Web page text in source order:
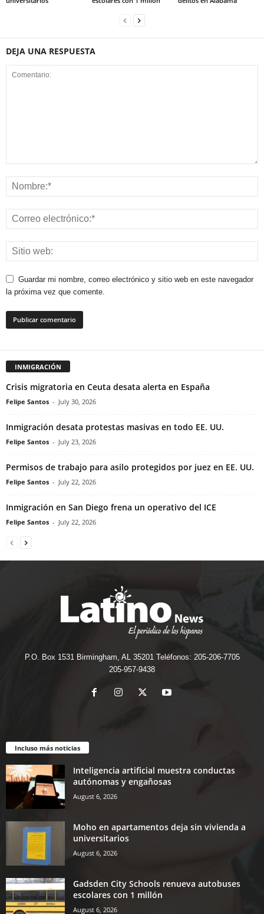
DEJA UNA RESPUESTA
Guardar mi nombre, correo electrónico y sitio web en este navegador
la próxima vez que comente.
INMIGRACIÓN
Crisis migratoria en Ceuta desata alerta en España
Felipe Santos - July 30, 2026
Inmigración desata protestas masivas en todo EE. UU.
Felipe Santos - July 23, 2026
Permisos de trabajo para asilo protegidos por juez en EE. UU.
Felipe Santos - July 22, 2026
Inmigración en San Diego frena un operativo del ICE
Felipe Santos - July 22, 2026
P.O. Box 1531 Birmingham, AL 35201 Teléfonos: 205-206-7705
205-957-9438
Incluso más noticias
Inteligencia artificial muestra conductas
autónomas y engañosas
August 6, 2026
Moho en apartamentos deja sin vivienda a
universitarios
August 6, 2026
Gadsden City Schools renueva autobuses
escolares con 1 millón
August 6, 2026